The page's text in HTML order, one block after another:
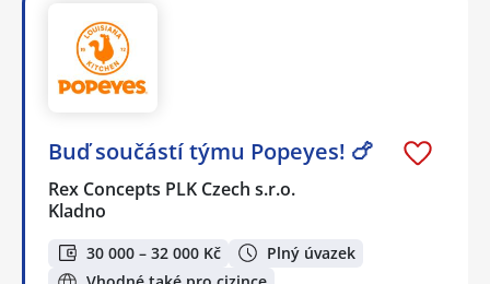
Buď součástí týmu Popeyes! 🍗
Rex Concepts PLK Czech s.r.o.
Kladno
30 000 – 32 000 Kč
Plný úvazek